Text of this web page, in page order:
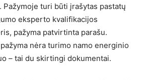
Pažymoje turi būti įrašytas pastatų
eksperto kvalifikacijos
pažyma patvirtinta parašu.
nėra turimo namo energinio
– tai du skirtingi dokumentai.